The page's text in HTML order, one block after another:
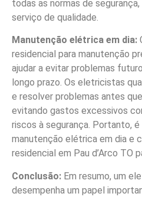
todas as normas de
serviço de qualidade.
Manutenção elétrica em dia:
residencial para manutenção
ajudar a evitar problemas
longo prazo. Os eletricistas
e resolver problemas antes
evitando gastos excessivos
riscos à segurança. Portanto,
manutenção elétrica em dia e
residencial em Pau d’Arco TO
Conclusão: Em resumo, um
desempenha um papel